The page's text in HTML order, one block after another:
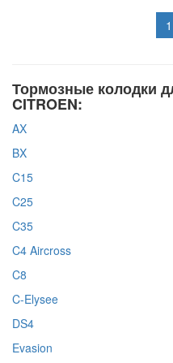
1
Тормозные колодки
CITROEN:
AX
BX
C15
C25
C35
C4 Aircross
C8
C-Elysee
DS4
Evasion